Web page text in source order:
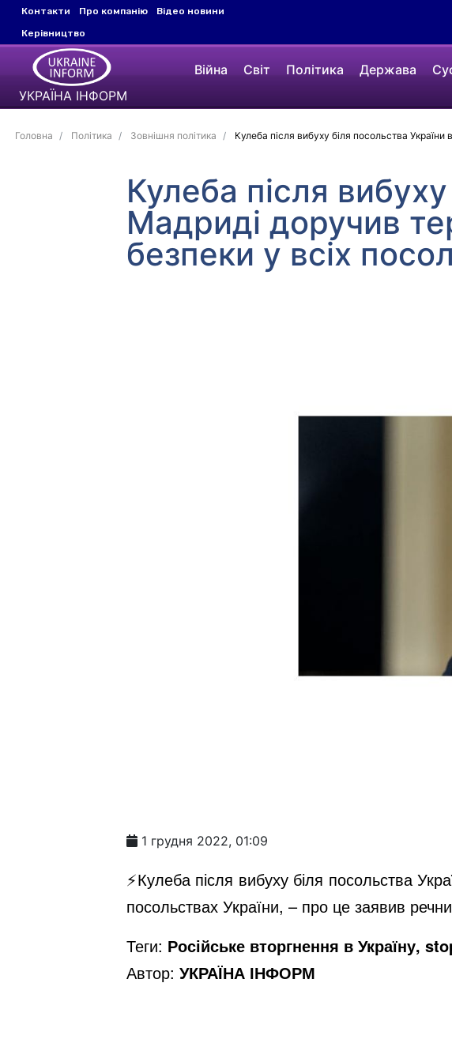
Контакти Про компанію
Відео новини
Керівництво
УКРАЇНА ІНФОРМ
Війна Світ Політика Держава
Головна Політика Зовнішня політика Кулеба після вибуху біля посольства
Кулеба після
Мадриді доручив
безпеки у всіх
1 грудня 2022, 01:09
⚡️Кулеба після вибуху біля посольства
посольствах України, – про це заявив
Теги: Російське вторгнення в Україну,
Автор: УКРАЇНА ІНФОРМ